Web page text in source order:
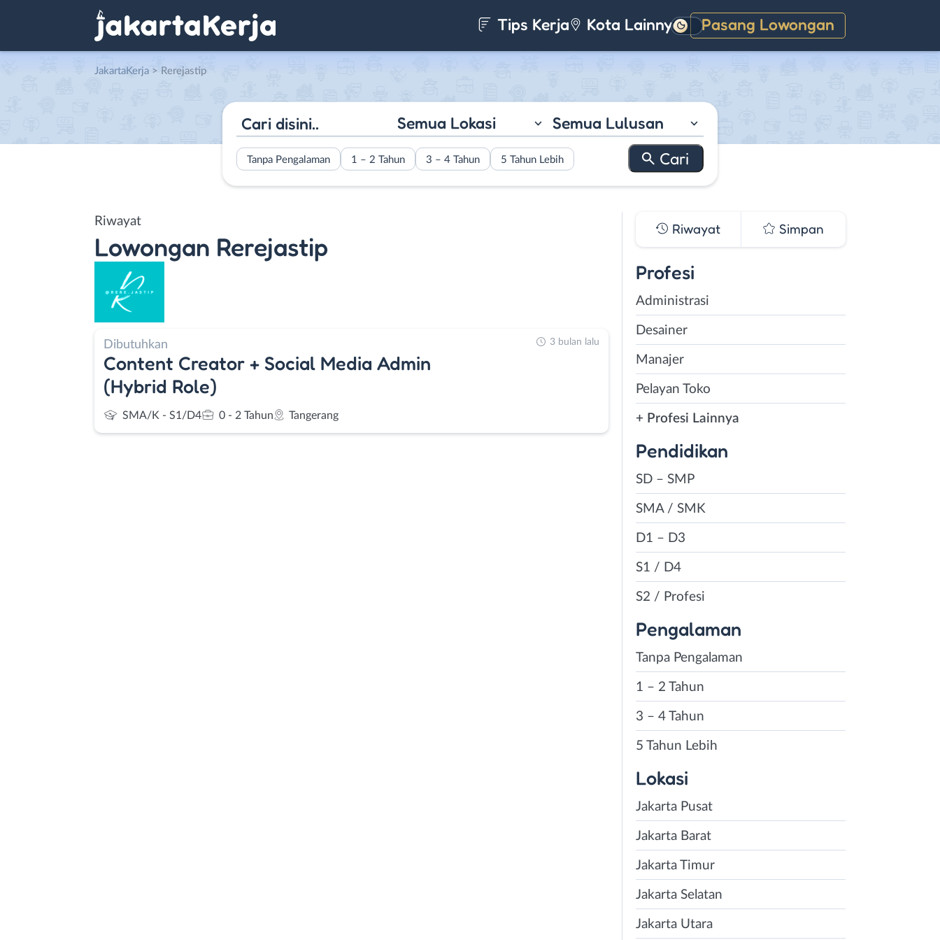
Tips Kerja Kota Lainnya Pasang Lowongan
Gelap
JakartaKerja > Rerejastip
Semua Lokasi Semua Lulusan
Tanpa Pengalaman 1 – 2 Tahun 3 – 4 Tahun 5 Tahun Lebih
Riwayat
Lowongan Rerejastip
Dibutuhkan
Content Creator + Social Media Admin
(Hybrid Role)
SMA/K - S1/D4 0 - 2 Tahun Tangerang
3 bulan lalu
Riwayat Simpan
Profesi
Administrasi
Desainer
Manajer
Pelayan Toko
+ Profesi Lainnya
Pendidikan
SD – SMP
SMA / SMK
D1 – D3
S1 / D4
S2 / Profesi
Pengalaman
Tanpa Pengalaman
1 – 2 Tahun
3 – 4 Tahun
5 Tahun Lebih
Lokasi
Jakarta Pusat
Jakarta Barat
Jakarta Timur
Jakarta Selatan
Jakarta Utara